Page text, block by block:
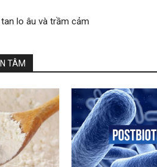
lo âu và trầm cảm
TÂM